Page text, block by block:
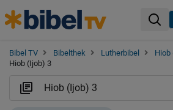
Bibel TV Bibelthek Lutherbibel Hiob
Hiob (Ijob) 3